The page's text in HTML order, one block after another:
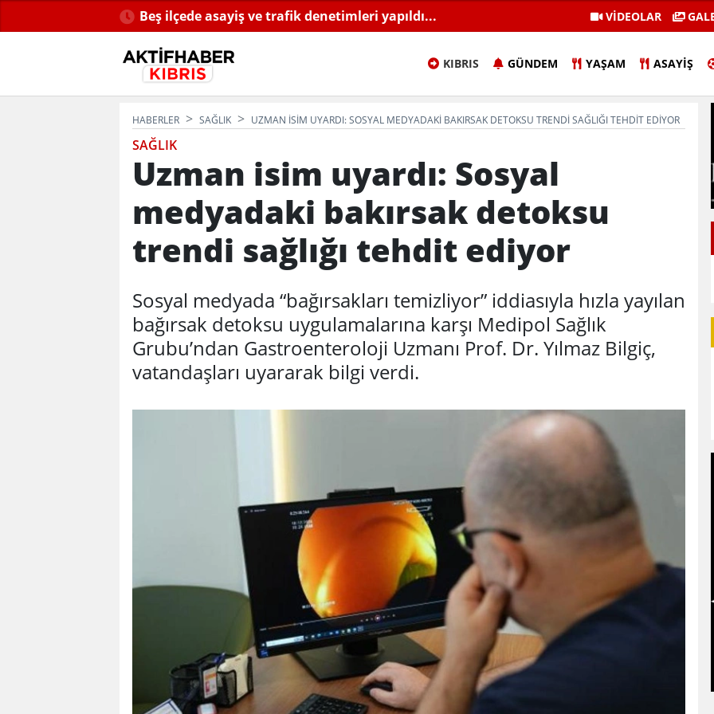
Beş ilçede asayiş ve trafik denetimleri yapıldı...
MHP’li Ersoy: "Dünkü
Kemal’ diye bağırıyorlar"
VİDEOLAR
KIBRIS GÜNDEM YAŞAM ASAYIŞ
HABERLER SAĞLIK UZMAN ISIM UYARDI: SOSYAL MEDYADAKI BAKIRSAK DETOKSU TRENDI SAĞLIĞI TEHDIT EDIYOR
SAĞLIK
Uzman isim uyardı: Sosyal
medyadaki bakırsak detoksu
trendi sağlığı tehdit ediyor
Sosyal medyada “bağırsakları temizliyor” iddiasıyla hızla yayılan
bağırsak detoksu uygulamalarına karşı Medipol Sağlık
Grubu’ndan Gastroenteroloji Uzmanı Prof. Dr. Yılmaz Bilgiç,
vatandaşları uyararak bilgi verdi.